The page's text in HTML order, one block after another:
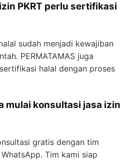
PKRT perlu sertifikasi
sudah menjadi kewajiban
PERMATAMAS juga
halal dengan proses
mulai konsultasi jasa izin
gratis dengan tim
WhatsApp. Tim kami siap